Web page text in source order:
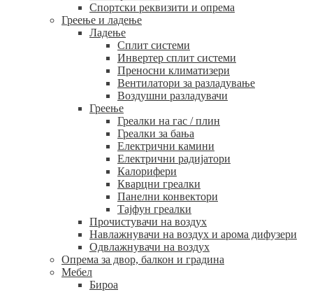
Спортски реквизити и опрема
Греење и ладење
Ладење
Сплит системи
Инвертер сплит системи
Преносни климатизери
Вентилатори за разладување
Воздушни разладувачи
Греење
Греалки на гас / плин
Греалки за бања
Електрични камини
Електрични радијатори
Калорифери
Кварцни греалки
Панелни конвектори
Тајфун греалки
Прочистувачи на воздух
Навлажнувачи на воздух и арома дифузери
Одвлажнувачи на воздух
Опрема за двор, балкон и градина
Мебел
Бироа